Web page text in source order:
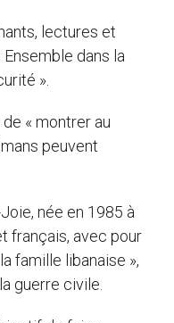
lectures et
dans la
».
« montrer au
peuvent
née en 1985 à
français, avec pour
famille libanaise »,
guerre civile.